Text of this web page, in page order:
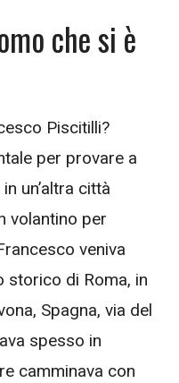
che si è
Piscitilli?
per provare a
un’altra città
volantino per
veniva
storico di Roma, in
Spagna, via del
spesso in
camminava con